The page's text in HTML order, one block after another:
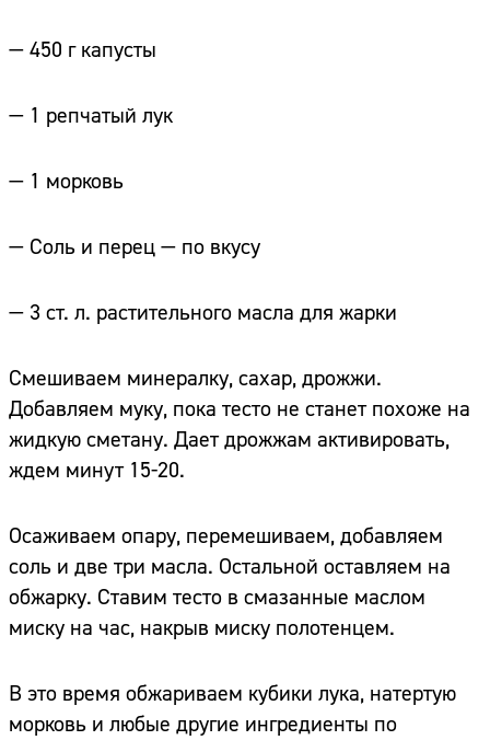
— 450 г капусты
— 1 репчатый лук
— 1 морковь
— Соль и перец — по вкусу
— 3 ст. л. растительного масла для жарки
Смешиваем минералку, сахар, дрожжи.
Добавляем муку, пока тесто не станет похоже на
жидкую сметану. Дает дрожжам активировать,
ждем минут 15-20.
Осаживаем опару, перемешиваем, добавляем
соль и две три масла. Остальной оставляем на
обжарку. Ставим тесто в смазанные маслом
миску на час, накрыв миску полотенцем.
В это время обжариваем кубики лука, натертую
морковь и любые другие ингредиенты по